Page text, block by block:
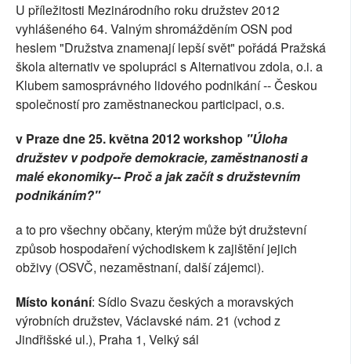
U příležitosti Mezinárodního roku družstev 2012
vyhlášeného 64. Valným shromážděním OSN pod
heslem "Družstva znamenají lepší svět" pořádá Pražská
škola alternativ ve spolupráci s Alternativou zdola, o.i. a
Klubem samosprávného lidového podnikání -- Českou
společností pro zaměstnaneckou participaci, o.s.
v Praze dne 25. května 2012 workshop "Úloha
družstev v podpoře demokracie, zaměstnanosti a
malé ekonomiky-- Proč a jak začít s družstevním
podnikáním?"
a to pro všechny občany, kterým může být družstevní
způsob hospodaření východiskem k zajištění jejich
obživy (OSVČ, nezaměstnaní, další zájemci).
Místo konání: Sídlo Svazu českých a moravských
výrobních družstev, Václavské nám. 21 (vchod z
Jindřišské ul.), Praha 1, Velký sál